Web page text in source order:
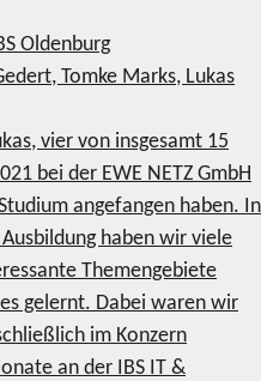
Oldenburg
Tomke Marks, Lukas
vier von insgesamt 15
bei der EWE NETZ GmbH
angefangen haben. In
haben wir viele
Themengebiete
gelernt. Dabei waren wir
im Konzern
an der IBS IT &